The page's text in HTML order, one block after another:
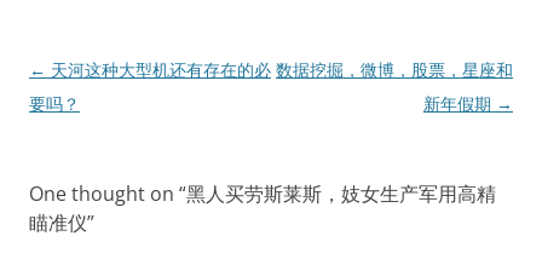
Post
navigation
← 天河这种大型机还有存在的必
要吗？
数据挖掘，微博，股票，星座和
新年假期 →
One thought on “黑人买劳斯莱斯，妓女生产军用高精
瞄准仪”